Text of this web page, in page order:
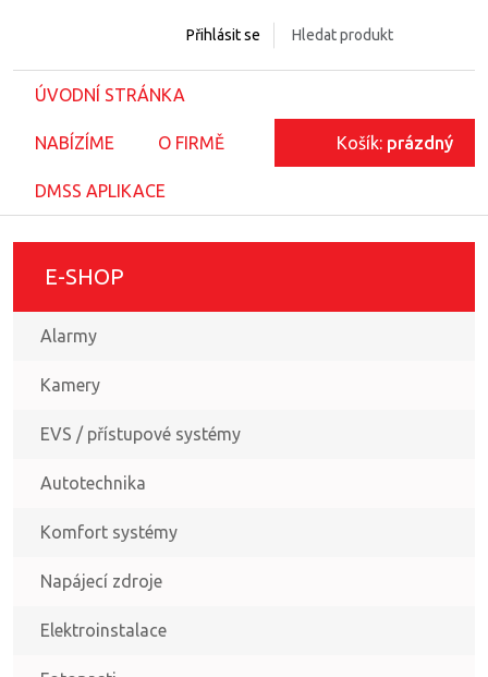
Přihlásit se
ÚVODNÍ STRÁNKA
NABÍZÍME O FIRMĚ
DMSS APLIKACE
Košík: prázdný
E-SHOP
Alarmy
Kamery
EVS / přístupové systémy
Autotechnika
Komfort systémy
Napájecí zdroje
Elektroinstalace